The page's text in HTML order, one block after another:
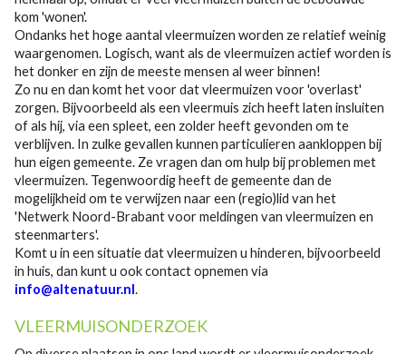
kom 'wonen'.
Ondanks het hoge aantal vleermuizen worden ze relatief weinig
waargenomen. Logisch, want als de vleermuizen actief worden is
het donker en zijn de meeste mensen al weer binnen!
Zo nu en dan komt het voor dat vleermuizen voor 'overlast'
zorgen. Bijvoorbeeld als een vleermuis zich heeft laten insluiten
of als hij, via een spleet, een zolder heeft gevonden om te
verblijven. In zulke gevallen kunnen particulieren aankloppen bij
hun eigen gemeente. Ze vragen dan om hulp bij problemen met
vleermuizen. Tegenwoordig heeft de gemeente dan de
mogelijkheid om te verwijzen naar een (regio)lid van het
'Netwerk Noord-Brabant voor meldingen van vleermuizen en
steenmarters'.
Komt u in een situatie dat vleermuizen u hinderen, bijvoorbeeld
in huis, dan kunt u ook contact opnemen via
info@altenatuur.nl.
VLEERMUISONDERZOEK